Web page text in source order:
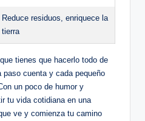
Reduce residuos, enriquece la
tierra
tienes que hacerlo todo de
cuenta y cada pequeño
un poco de humor y
tu vida cotidiana en una
ve y comienza tu camino